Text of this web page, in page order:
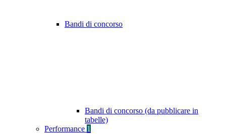
Bandi di concorso
Bandi di concorso (da pubblicare in
tabelle)
Performance 1